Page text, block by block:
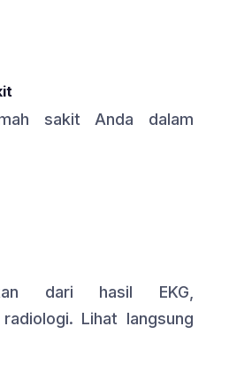
sakit Anda dalam
dari hasil EKG,
Lihat langsung